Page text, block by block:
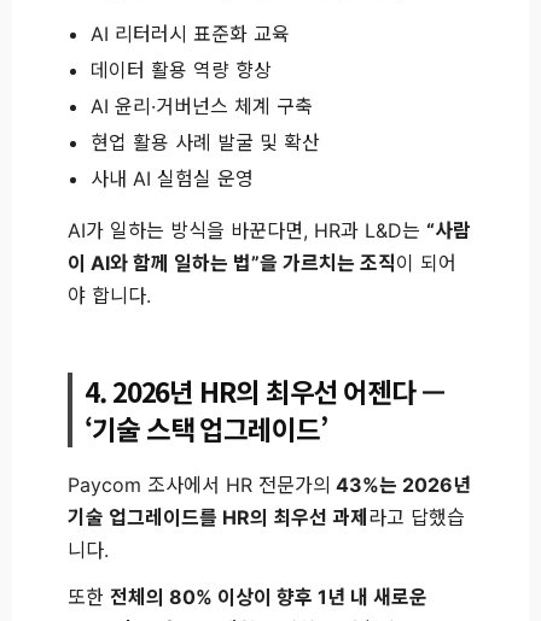
AI 리터러시 표준화 교육
데이터 활용 역량 향상
AI 윤리·거버넌스 체계 구축
현업 활용 사례 발굴 및 확산
사내 AI 실험실 운영
AI가 일하는 방식을 바꾼다면, HR과 L&D는 “사람
이 AI와 함께 일하는 법”을 가르치는 조직이 되어
야 합니다.
4. 2026년 HR의 최우선 어젠다 —
‘기술 스택 업그레이드’
Paycom 조사에서 HR 전문가의 43%는 2026년
기술 업그레이드를 HR의 최우선 과제라고 답했습
니다.
또한 전체의 80% 이상이 향후 1년 내 새로운